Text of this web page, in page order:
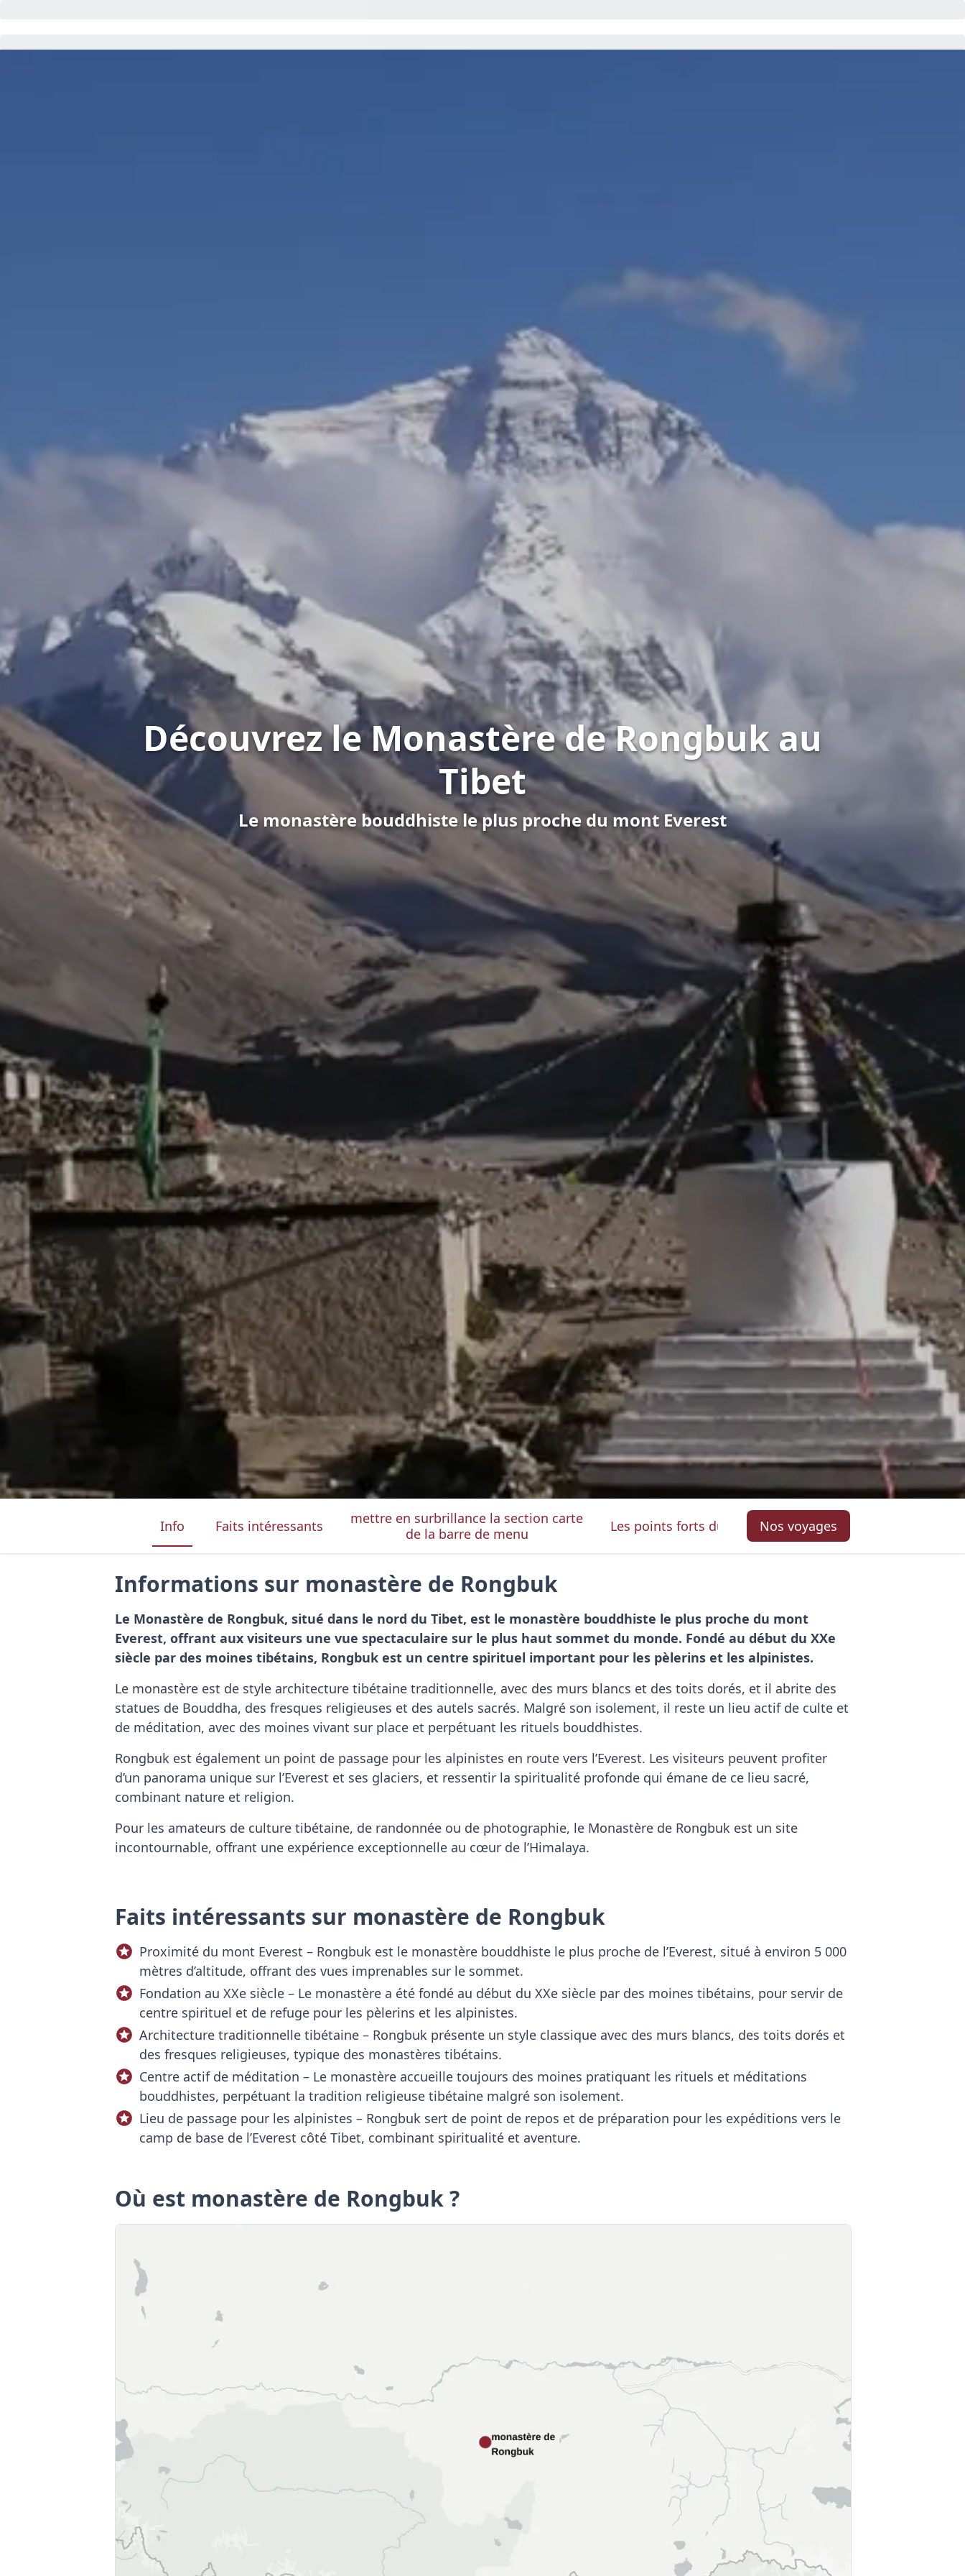
Découvrez le Monastère de Rongbuk au
Tibet
Le monastère bouddhiste le plus proche du mont Everest
Info Faits intéressants
mettre en surbrillance la section carte
de la barre de menu
Les points forts du voyage Nos voyages
Nos voyages
Informations sur monastère de Rongbuk
Le Monastère de Rongbuk, situé dans le nord du Tibet, est le monastère bouddhiste le plus proche du mont
Everest, offrant aux visiteurs une vue spectaculaire sur le plus haut sommet du monde. Fondé au début du XXe
siècle par des moines tibétains, Rongbuk est un centre spirituel important pour les pèlerins et les alpinistes.
Le monastère est de style architecture tibétaine traditionnelle, avec des murs blancs et des toits dorés, et il abrite des
statues de Bouddha, des fresques religieuses et des autels sacrés. Malgré son isolement, il reste un lieu actif de culte et
de méditation, avec des moines vivant sur place et perpétuant les rituels bouddhistes.
Rongbuk est également un point de passage pour les alpinistes en route vers l’Everest. Les visiteurs peuvent profiter
d’un panorama unique sur l’Everest et ses glaciers, et ressentir la spiritualité profonde qui émane de ce lieu sacré,
combinant nature et religion.
Pour les amateurs de culture tibétaine, de randonnée ou de photographie, le Monastère de Rongbuk est un site
incontournable, offrant une expérience exceptionnelle au cœur de l’Himalaya.
Faits intéressants sur monastère de Rongbuk
Proximité du mont Everest – Rongbuk est le monastère bouddhiste le plus proche de l’Everest, situé à environ 5 000
mètres d’altitude, offrant des vues imprenables sur le sommet.
Fondation au XXe siècle – Le monastère a été fondé au début du XXe siècle par des moines tibétains, pour servir de
centre spirituel et de refuge pour les pèlerins et les alpinistes.
Architecture traditionnelle tibétaine – Rongbuk présente un style classique avec des murs blancs, des toits dorés et
des fresques religieuses, typique des monastères tibétains.
Centre actif de méditation – Le monastère accueille toujours des moines pratiquant les rituels et méditations
bouddhistes, perpétuant la tradition religieuse tibétaine malgré son isolement.
Lieu de passage pour les alpinistes – Rongbuk sert de point de repos et de préparation pour les expéditions vers le
camp de base de l’Everest côté Tibet, combinant spiritualité et aventure.
Où est monastère de Rongbuk ?